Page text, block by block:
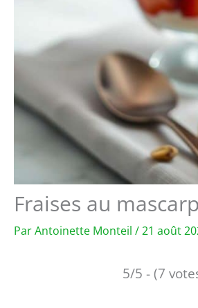
Fraises au
ParAntoinette Monteil /21 août
5/5 - (7